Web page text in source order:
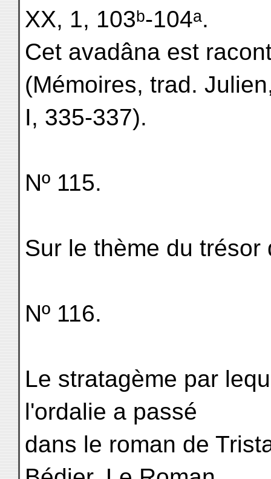
XX, 1, 103ᵇ-104ᵃ.
Cet avadâna est
(Mémoires, trad.
I, 335-337).
Nº 115.
Sur le thème du trésor
Nº 116.
Le stratagème par
l'ordalie a passé
dans le roman de